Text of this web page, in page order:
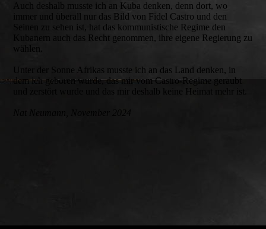
Auch deshalb musste ich an Kuba denken, denn dort, wo
immer und überall nur das Bild von Fidel Castro und den
Seinen zu sehen ist, hat das kommunistische Regime den
Kubanern auch das Recht genommen, ihre eigene Regierung zu
wählen.
Unter der Sonne Afrikas musste ich an das Land denken, in
dem ich geboren wurde, das mir vom Castro-Regime geraubt